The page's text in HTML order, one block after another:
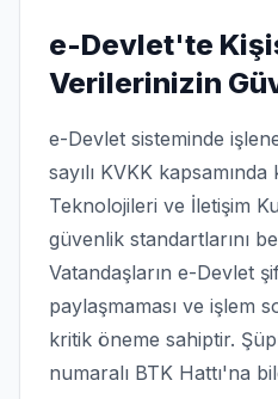
e-Devlet'te
Verilerinizin
e-Devlet sisteminde
sayılı KVKK
Teknolojileri ve İletişim
güvenlik standartlarını
Vatandaşların e-Devlet
paylaşmaması ve işlem
kritik öneme sahiptir.
numaralı BTK Hattı'na